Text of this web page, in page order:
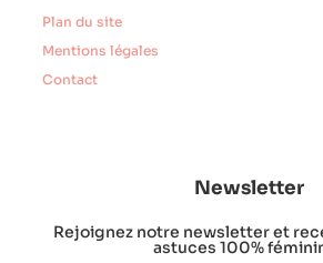
Plan du site
Mentions légales
Contact
Newsletter
Rejoignez notre newsletter et
astuces 100%